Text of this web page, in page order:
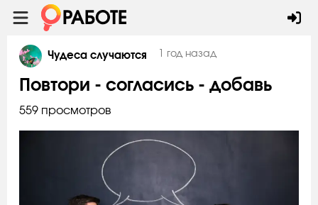
Чудеса случаются 1 год назад
Повтори - согласись - добавь
559 просмотров